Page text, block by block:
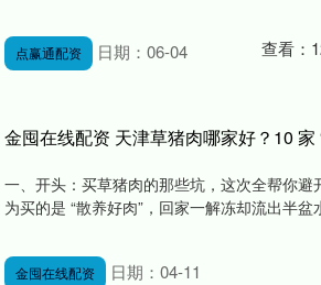
点赢通配资 日期：06-04 查看：
金囤在线配资 天津草猪肉哪家好？10 家
一、开头：买草猪肉的那些坑，这次全帮你
为买的是 “散养好肉”，回家一解冻却流出半
金囤在线配资
日期：04-11